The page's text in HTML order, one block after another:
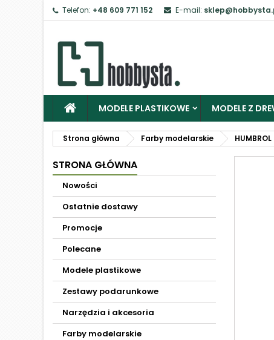
Telefon: +48 609 771 152 E-mail:
MODELE PLASTIKOWE MODELE Z
Strona główna Farby modelarskie HUMBROL
STRONA GŁÓWNA
Nowości
Ostatnie dostawy
Promocje
Polecane
Modele plastikowe
Zestawy podarunkowe
Narzędzia i akcesoria
Farby modelarskie